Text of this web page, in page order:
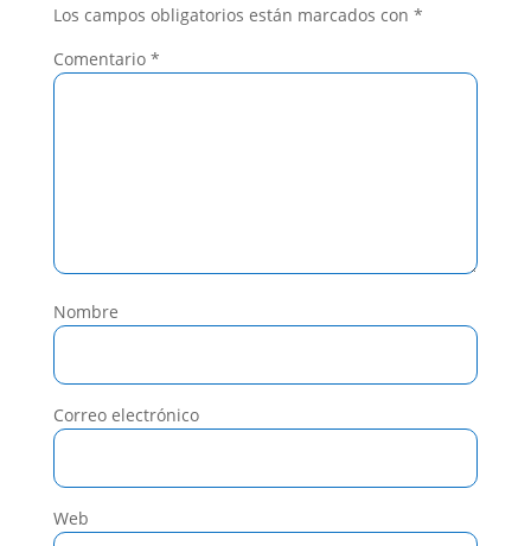
Los campos obligatorios están marcados con *
Comentario *
Nombre
Correo electrónico
Web